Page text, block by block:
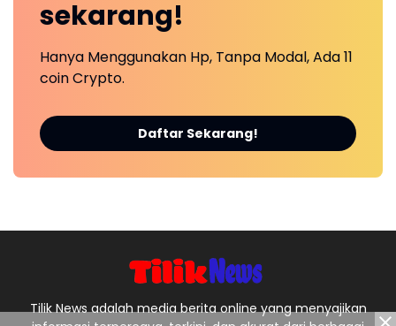
sekarang!
Hanya Menggunakan Hp, Tanpa Modal, Ada 11
coin Crypto.
Daftar Sekarang!
Tilik News adalah media berita online yang menyajikan